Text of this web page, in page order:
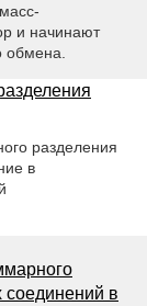
и начинают
обмена.
разделения
в
соединений в